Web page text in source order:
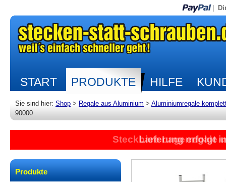
START PRODUKTE HILFE
Sie sind hier: Shop > Regale aus Aluminium > Aluminiumregale
90000
Steckbare Lagerregale
Lieferung erfolgt
Produkte